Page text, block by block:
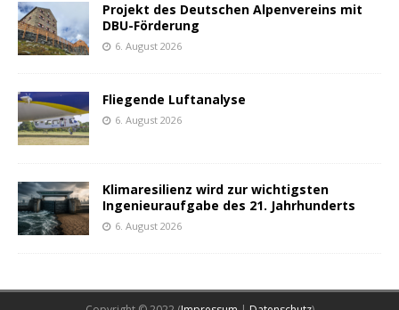
Projekt des Deutschen Alpenvereins mit
DBU-Förderung
6. August 2026
Fliegende Luftanalyse
6. August 2026
Klimaresilienz wird zur wichtigsten
Ingenieuraufgabe des 21. Jahrhunderts
6. August 2026